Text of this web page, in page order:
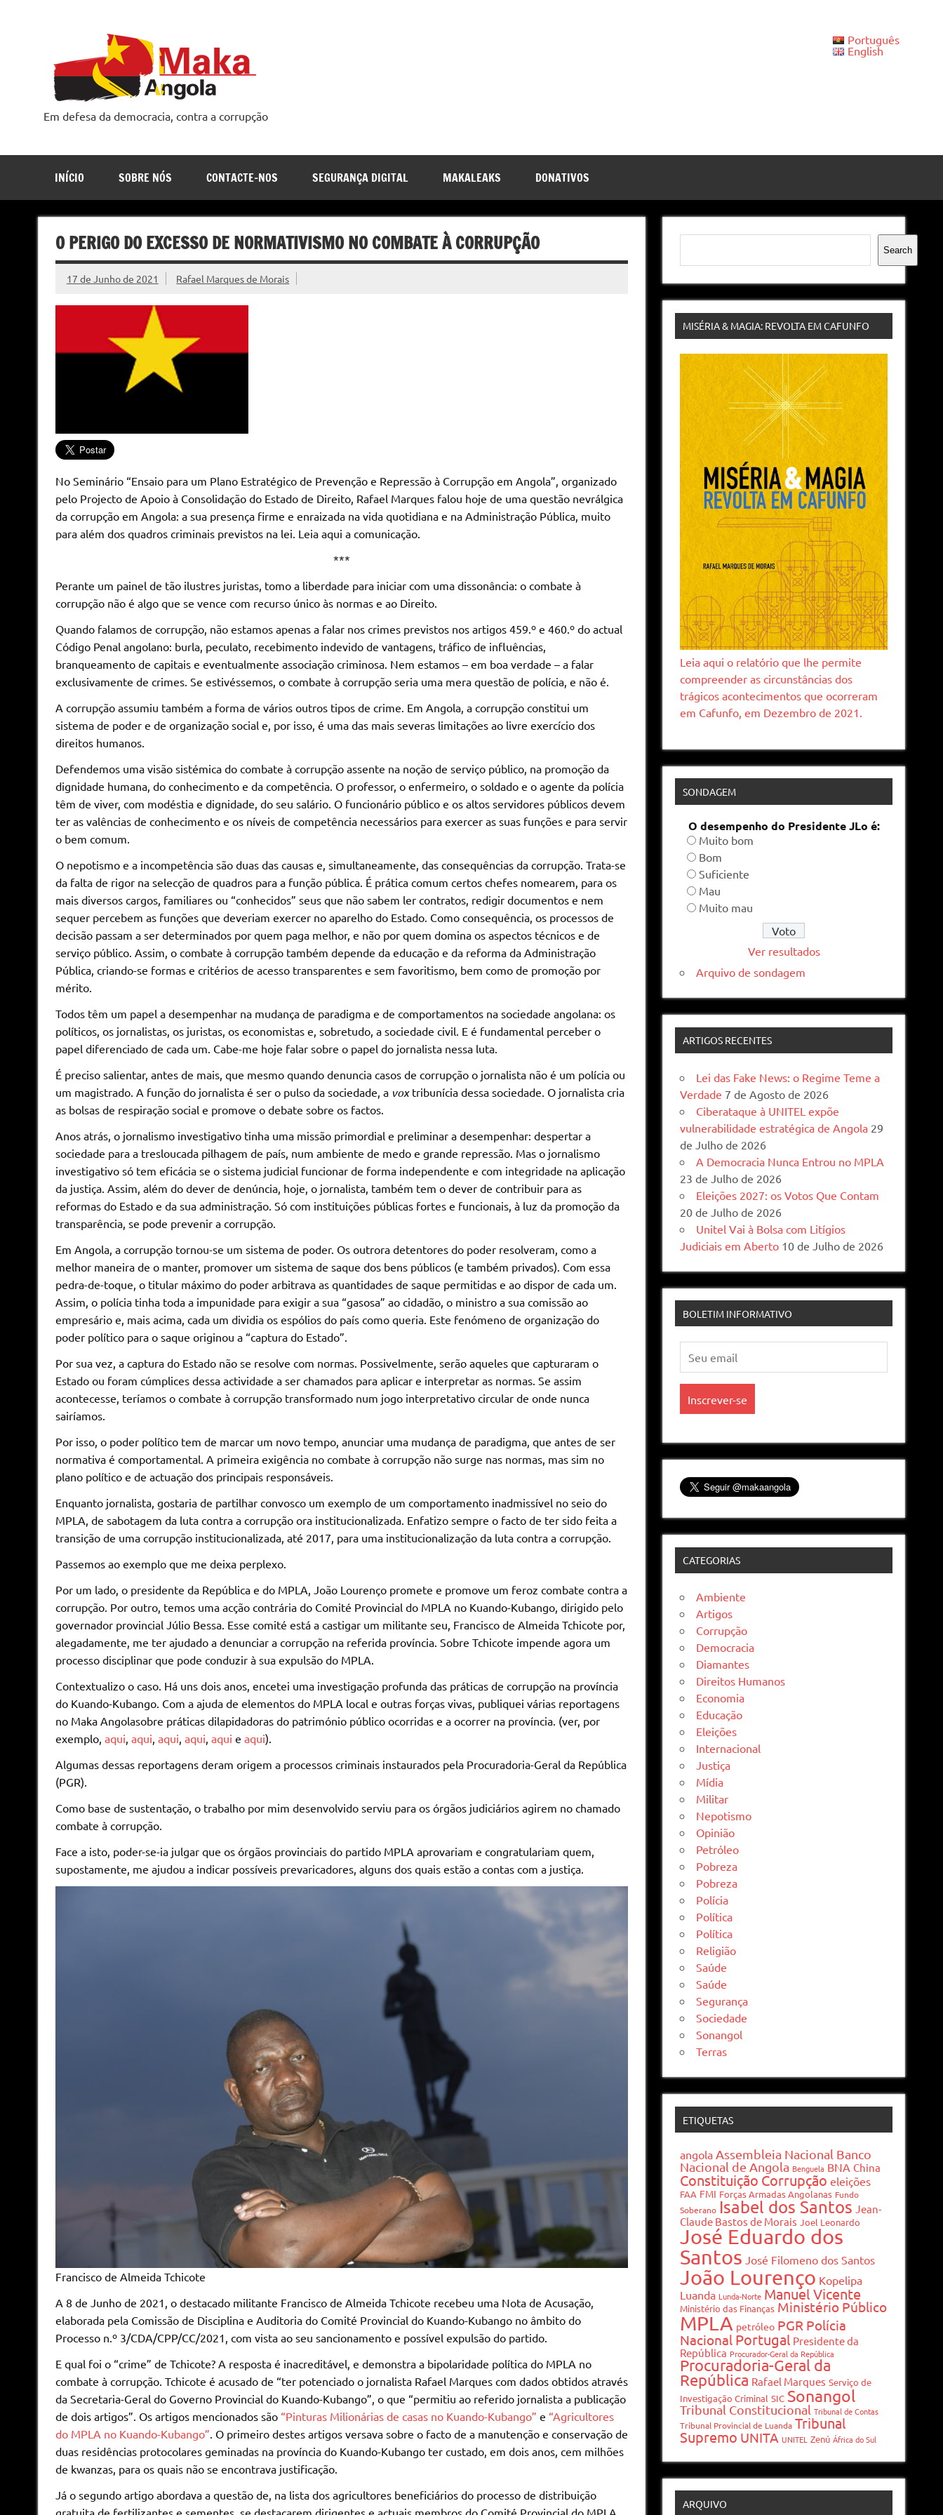
Em defesa da democracia, contra a corrupção
Português
English
INÍCIO SOBRE NÓS CONTACTE-NOS SEGURANÇA DIGITAL MAKALEAKS DONATIVOS
O PERIGO DO EXCESSO DE NORMATIVISMO NO COMBATE À CORRUPÇÃO
17 de Junho de 2021 Rafael Marques de Morais
No Seminário “Ensaio para um Plano Estratégico de Prevenção e Repressão à Corrupção em Angola”, organizado
pelo Projecto de Apoio à Consolidação do Estado de Direito, Rafael Marques falou hoje de uma questão nevrálgica
da corrupção em Angola: a sua presença firme e enraizada na vida quotidiana e na Administração Pública, muito
para além dos quadros criminais previstos na lei. Leia aqui a comunicação.
***
Perante um painel de tão ilustres juristas, tomo a liberdade para iniciar com uma dissonância: o combate à
corrupção não é algo que se vence com recurso único às normas e ao Direito.
Quando falamos de corrupção, não estamos apenas a falar nos crimes previstos nos artigos 459.º e 460.º do actual
Código Penal angolano: burla, peculato, recebimento indevido de vantagens, tráfico de influências,
branqueamento de capitais e eventualmente associação criminosa. Nem estamos – em boa verdade – a falar
exclusivamente de crimes. Se estivéssemos, o combate à corrupção seria uma mera questão de polícia, e não é.
A corrupção assumiu também a forma de vários outros tipos de crime. Em Angola, a corrupção constitui um
sistema de poder e de organização social e, por isso, é uma das mais severas limitações ao livre exercício dos
direitos humanos.
Defendemos uma visão sistémica do combate à corrupção assente na noção de serviço público, na promoção da
dignidade humana, do conhecimento e da competência. O professor, o enfermeiro, o soldado e o agente da polícia
têm de viver, com modéstia e dignidade, do seu salário. O funcionário público e os altos servidores públicos devem
ter as valências de conhecimento e os níveis de competência necessários para exercer as suas funções e para servir
o bem comum.
O nepotismo e a incompetência são duas das causas e, simultaneamente, das consequências da corrupção. Trata-se
da falta de rigor na selecção de quadros para a função pública. É prática comum certos chefes nomearem, para os
mais diversos cargos, familiares ou “conhecidos” seus que não sabem ler contratos, redigir documentos e nem
sequer percebem as funções que deveriam exercer no aparelho do Estado. Como consequência, os processos de
decisão passam a ser determinados por quem paga melhor, e não por quem domina os aspectos técnicos e de
serviço público. Assim, o combate à corrupção também depende da educação e da reforma da Administração
Pública, criando-se formas e critérios de acesso transparentes e sem favoritismo, bem como de promoção por
mérito.
Todos têm um papel a desempenhar na mudança de paradigma e de comportamentos na sociedade angolana: os
políticos, os jornalistas, os juristas, os economistas e, sobretudo, a sociedade civil. E é fundamental perceber o
papel diferenciado de cada um. Cabe-me hoje falar sobre o papel do jornalista nessa luta.
É preciso salientar, antes de mais, que mesmo quando denuncia casos de corrupção o jornalista não é um polícia ou
um magistrado. A função do jornalista é ser o pulso da sociedade, a voxtribunícia dessa sociedade. O jornalista cria
as bolsas de respiração social e promove o debate sobre os factos.
Anos atrás, o jornalismo investigativo tinha uma missão primordial e preliminar a desempenhar: despertar a
sociedade para a tresloucada pilhagem de país, num ambiente de medo e grande repressão. Mas o jornalismo
investigativo só tem eficácia se o sistema judicial funcionar de forma independente e com integridade na aplicação
da justiça. Assim, além do dever de denúncia, hoje, o jornalista, também tem o dever de contribuir para as
reformas do Estado e da sua administração. Só com instituições públicas fortes e funcionais, à luz da promoção da
transparência, se pode prevenir a corrupção.
Em Angola, a corrupção tornou-se um sistema de poder. Os outrora detentores do poder resolveram, como a
melhor maneira de o manter, promover um sistema de saque dos bens públicos (e também privados). Com essa
pedra-de-toque, o titular máximo do poder arbitrava as quantidades de saque permitidas e ao dispor de cada um.
Assim, o polícia tinha toda a impunidade para exigir a sua “gasosa” ao cidadão, o ministro a sua comissão ao
empresário e, mais acima, cada um dividia os espólios do país como queria. Este fenómeno de organização do
poder político para o saque originou a “captura do Estado”.
Por sua vez, a captura do Estado não se resolve com normas. Possivelmente, serão aqueles que capturaram o
Estado ou foram cúmplices dessa actividade a ser chamados para aplicar e interpretar as normas. Se assim
acontecesse, teríamos o combate à corrupção transformado num jogo interpretativo circular de onde nunca
sairíamos.
Por isso, o poder político tem de marcar um novo tempo, anunciar uma mudança de paradigma, que antes de ser
normativa é comportamental. A primeira exigência no combate à corrupção não surge nas normas, mas sim no
plano político e de actuação dos principais responsáveis.
Enquanto jornalista, gostaria de partilhar convosco um exemplo de um comportamento inadmissível no seio do
MPLA, de sabotagem da luta contra a corrupção ora institucionalizada. Enfatizo sempre o facto de ter sido feita a
transição de uma corrupção institucionalizada, até 2017, para uma institucionalização da luta contra a corrupção.
Passemos ao exemplo que me deixa perplexo.
Por um lado, o presidente da República e do MPLA, João Lourenço promete e promove um feroz combate contra a
corrupção. Por outro, temos uma acção contrária do Comité Provincial do MPLA no Kuando-Kubango, dirigido pelo
governador provincial Júlio Bessa. Esse comité está a castigar um militante seu, Francisco de Almeida Tchicote por,
alegadamente, me ter ajudado a denunciar a corrupção na referida província. Sobre Tchicote impende agora um
processo disciplinar que pode conduzir à sua expulsão do MPLA.
Contextualizo o caso. Há uns dois anos, encetei uma investigação profunda das práticas de corrupção na província
do Kuando-Kubango. Com a ajuda de elementos do MPLA local e outras forças vivas, publiquei várias reportagens
no Maka Angolasobre práticas dilapidadoras do património público ocorridas e a ocorrer na província. (ver, por
exemplo, aqui aqui aqui aqui aqui e aqui).
Algumas dessas reportagens deram origem a processos criminais instaurados pela Procuradoria-Geral da República
(PGR).
Como base de sustentação, o trabalho por mim desenvolvido serviu para os órgãos judiciários agirem no chamado
combate à corrupção.
Face a isto, poder-se-ia julgar que os órgãos provinciais do partido MPLA aprovariam e congratulariam quem,
supostamente, me ajudou a indicar possíveis prevaricadores, alguns dos quais estão a contas com a justiça.
Francisco de Almeida Tchicote
A 8 de Junho de 2021, o destacado militante Francisco de Almeida Tchicote recebeu uma Nota de Acusação,
elaborada pela Comissão de Disciplina e Auditoria do Comité Provincial do Kuando-Kubango no âmbito do
Processo n.º 3/CDA/CPP/CC/2021, com vista ao seu sancionamento e possível expulsão do partido.
E qual foi o “crime” de Tchicote? A resposta é inacreditável, e demonstra a bipolaridade política do MPLA no
combate à corrupção. Tchicote é acusado de “ter potenciado o jornalista Rafael Marques com dados obtidos através
da Secretaria-Geral do Governo Provincial do Kuando-Kubango”, o que “permitiu ao referido jornalista a publicação
de dois artigos”. Os artigos mencionados são “Pinturas Milionárias de casas no Kuando-Kubango” e “Agricultores
do MPLA no Kuando-Kubango” . O primeiro destes artigos versava sobre o facto de a manutenção e conservação de
duas residências protocolares geminadas na província do Kuando-Kubango ter custado, em dois anos, cem milhões
de kwanzas, para os quais não se encontrava justificação.
Já o segundo artigo abordava a questão de, na lista dos agricultores beneficiários do processo de distribuição
gratuita de fertilizantes e sementes, se destacarem dirigentes e actuais membros do Comité Provincial do MPLA.
Pesquisar
Search
MISÉRIA & MAGIA: REVOLTA EM CAFUNFO
Leia aqui o relatório que lhe permite
compreender as circunstâncias dos
trágicos acontecimentos que ocorreram
em Cafunfo, em Dezembro de 2021.
SONDAGEM
O desempenho do Presidente JLo é:
Muito bom
Bom
Suficiente
Mau
Muito mau
Ver resultados
Arquivo de sondagem
ARTIGOS RECENTES
Lei das Fake News: o Regime Teme a
Verdade 7 de Agosto de 2026
Ciberataque à UNITEL expõe
vulnerabilidade estratégica de Angola 29
de Julho de 2026
A Democracia Nunca Entrou no MPLA
23 de Julho de 2026
Eleições 2027: os Votos Que Contam
20 de Julho de 2026
Unitel Vai à Bolsa com Litígios
Judiciais em Aberto 10 de Julho de 2026
BOLETIM INFORMATIVO
CATEGORIAS
Ambiente
Artigos
Corrupção
Democracia
Diamantes
Direitos Humanos
Economia
Educação
Eleições
Internacional
Justiça
Mídia
Militar
Nepotismo
Opinião
Petróleo
Pobreza
Pobreza
Polícia
Política
Política
Religião
Saúde
Saúde
Segurança
Sociedade
Sonangol
Terras
ETIQUETAS
angola Assembleia Nacional Banco
Nacional de Angola Benguela BNA China
Constituição Corrupção eleições
FAA FMI Forças Armadas Angolanas Fundo
Soberano Isabel dos Santos Jean-
Claude Bastos de Morais Joel Leonardo
José Eduardo dos
Santos José Filomeno dos Santos
João Lourenço Kopelipa
Luanda Lunda-Norte Manuel Vicente
Ministério das Finanças Ministério Público
MPLA petróleo PGR Polícia
Nacional Portugal Presidente da
República Procurador-Geral da República
Procuradoria-Geral da
República Rafael Marques Serviço de
Investigação Criminal SIC Sonangol
Tribunal Constitucional Tribunal de Contas
Tribunal Provincial de Luanda Tribunal
Supremo UNITA UNITEL Zenú África do Sul
ARQUIVO